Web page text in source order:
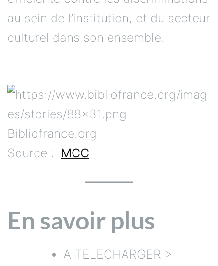
au sein de l’institution, et du secteur
culturel dans son ensemble.
Bibliofrance.org
Source : MCC
En savoir plus
A TELECHARGER >